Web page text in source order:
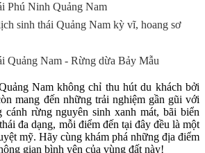
Phú Ninh Quảng Nam
sinh thái Quảng Nam kỳ vĩ, hoang sơ
Quảng Nam - Rừng dừa Bảy Mẫu
Nam không chỉ thu hút du khách bởi
mang đến những trải nghiệm gần gũi với
rừng nguyên sinh xanh mát, bãi biển
đa dạng, mỗi điểm đến tại đây đều là một
mỹ. Hãy cùng khám phá những địa điểm
gian bình yên của vùng đất này!